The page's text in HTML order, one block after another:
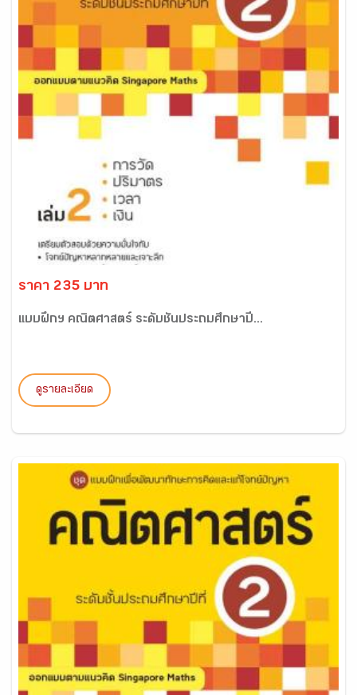
ราคา 235 บาท
แบบฝึกฯ คณิตศาสตร์ ระดับชั้นประถมศึกษาปี...
ดูรายละเอียด